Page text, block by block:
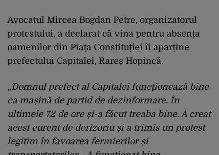
Avocatul Mircea Bogdan Petre, organizatorul
protestului, a declarat că vina pentru absența
oamenilor din Piața Constituției îi aparține
prefectului Capitalei, Rareș Hopincă.
„Domnul prefect al Capitalei funcționează bine
ca mașină de partid de dezinformare. În
ultimele 72 de ore și-a făcut treaba bine. A creat
acest curent de derizoriu și a trimis un protest
legitim în favoarea fermierilor și